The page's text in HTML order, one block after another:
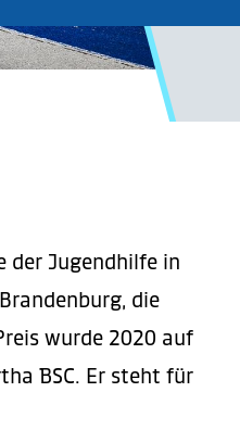
der Jugendhilfe in
die
wurde 2020 auf
BSC. Er steht für